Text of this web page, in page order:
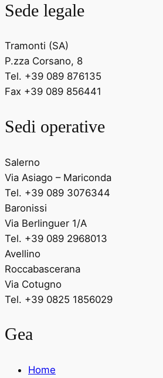
Sede legale
Tramonti (SA)
P.zza Corsano, 8
Tel. +39 089 876135
Fax +39 089 856441
Sedi operative
Salerno
Via Asiago – Mariconda
Tel. +39 089 3076344
Baronissi
Via Berlinguer 1/A
Tel. +39 089 2968013
Avellino
Roccabascerana
Via Cotugno
Tel. +39 0825 1856029
Gea
Home